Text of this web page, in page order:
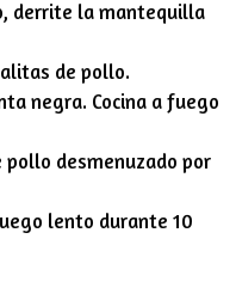
derrite la mantequilla
de pollo.
negra. Cocina a fuego
pollo desmenuzado por
lento durante 10